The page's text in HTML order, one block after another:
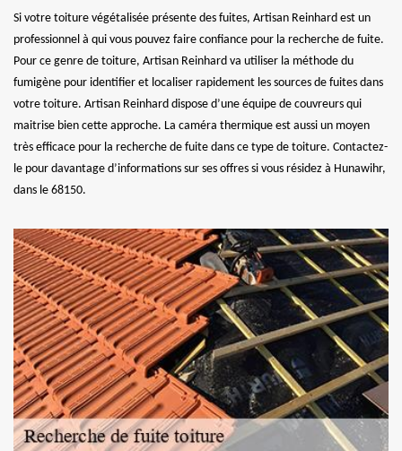
Si votre toiture végétalisée présente des fuites, Artisan Reinhard est un
professionnel à qui vous pouvez faire confiance pour la recherche de fuite.
Pour ce genre de toiture, Artisan Reinhard va utiliser la méthode du
fumigène pour identifier et localiser rapidement les sources de fuites dans
votre toiture. Artisan Reinhard dispose d’une équipe de couvreurs qui
maitrise bien cette approche. La caméra thermique est aussi un moyen
très efficace pour la recherche de fuite dans ce type de toiture. Contactez-
le pour davantage d’informations sur ses offres si vous résidez à Hunawihr,
dans le 68150.